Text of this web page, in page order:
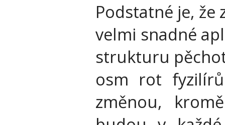
Podstatné je, že
velmi snadné
strukturu
osm rot
změnou,